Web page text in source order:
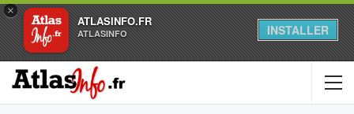
×
ATLASINFO.FR
ATLASINFO INSTALLER